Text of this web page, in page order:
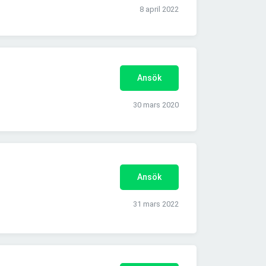
8 april 2022
Ansök
30 mars 2020
Ansök
31 mars 2022